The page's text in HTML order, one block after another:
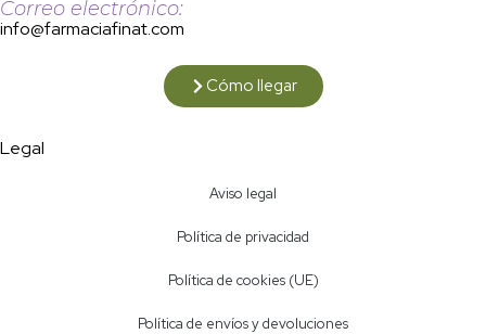
Correo electrónico:
info@farmaciafinat.com
Cómo llegar
Legal
Aviso legal
Política de privacidad
Política de cookies (UE)
Política de envíos y devoluciones